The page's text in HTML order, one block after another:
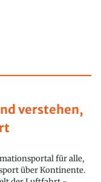
verstehen,
für alle,
über Kontinente.